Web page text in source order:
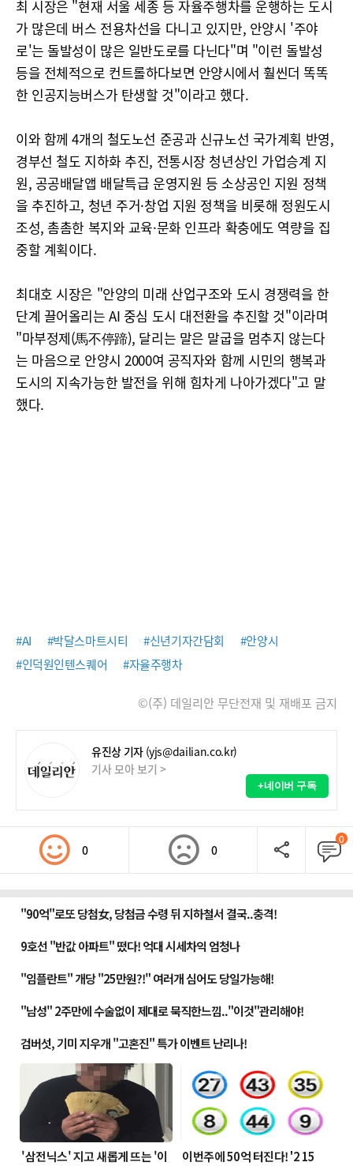
최 시장은 "현재 서울 세종 등 자율주행차를 운행하는 도시
가 많은데 버스 전용차선을 다니고 있지만, 안양시 '주야
로'는 돌발성이 많은 일반도로를 다닌다"며 "이런 돌발성
등을 전체적으로 컨트롤하다보면 안양시에서 훨씬더 똑똑
한 인공지능버스가 탄생할 것"이라고 했다.
이와 함께 4개의 철도노선 준공과 신규노선 국가계획 반영,
경부선 철도 지하화 추진, 전통시장 청년상인 가업승계 지
원, 공공배달앱 배달특급 운영지원 등 소상공인 지원 정책
을 추진하고, 청년 주거·창업 지원 정책을 비롯해 정원도시
조성, 촘촘한 복지와 교육·문화 인프라 확충에도 역량을 집
중할 계획이다.
최대호 시장은 "안양의 미래 산업구조와 도시 경쟁력을 한
단계 끌어올리는 AI 중심 도시 대전환을 추진할 것"이라며
"마부정제(馬不停蹄), 달리는 말은 말굽을 멈추지 않는다
는 마음으로 안양시 2000여 공직자와 함께 시민의 행복과
도시의 지속가능한 발전을 위해 힘차게 나아가겠다"고 말
했다.
#AI #박달스마트시티 #신년기자간담회
#안양시
#인덕원인텐스퀘어
#자율주행차
©(주) 데일리안 무단전재 및 재배포 금지
유진상 기자 (yjs@dailian.co.kr)
기사 모아 보기 >
+네이버 구독
0 0
0